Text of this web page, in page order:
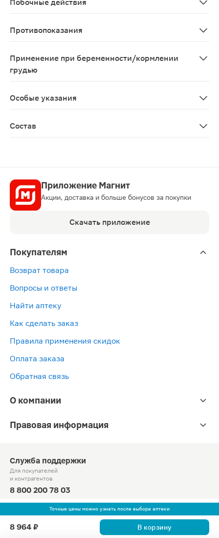
Точные цены можно узнать после выбора аптеки
8 964 ₽ В корзину
Побочные действия
Противопоказания
Применение при беременности/кормлении
грудью
Особые указания
Состав
Приложение Магнит
Акции, доставка и больше бонусов за покупки
Скачать приложение
Покупателям
Возврат товара
Вопросы и ответы
Найти аптеку
Как сделать заказ
Правила применения скидок
Оплата заказа
Обратная связь
О компании
Правовая информация
Служба поддержки
Для покупателей
и контрагентов
8 800 200 78 03
Круглосуточно, звонок по России бесплатный
© Официальный сайт сети «Магнит».